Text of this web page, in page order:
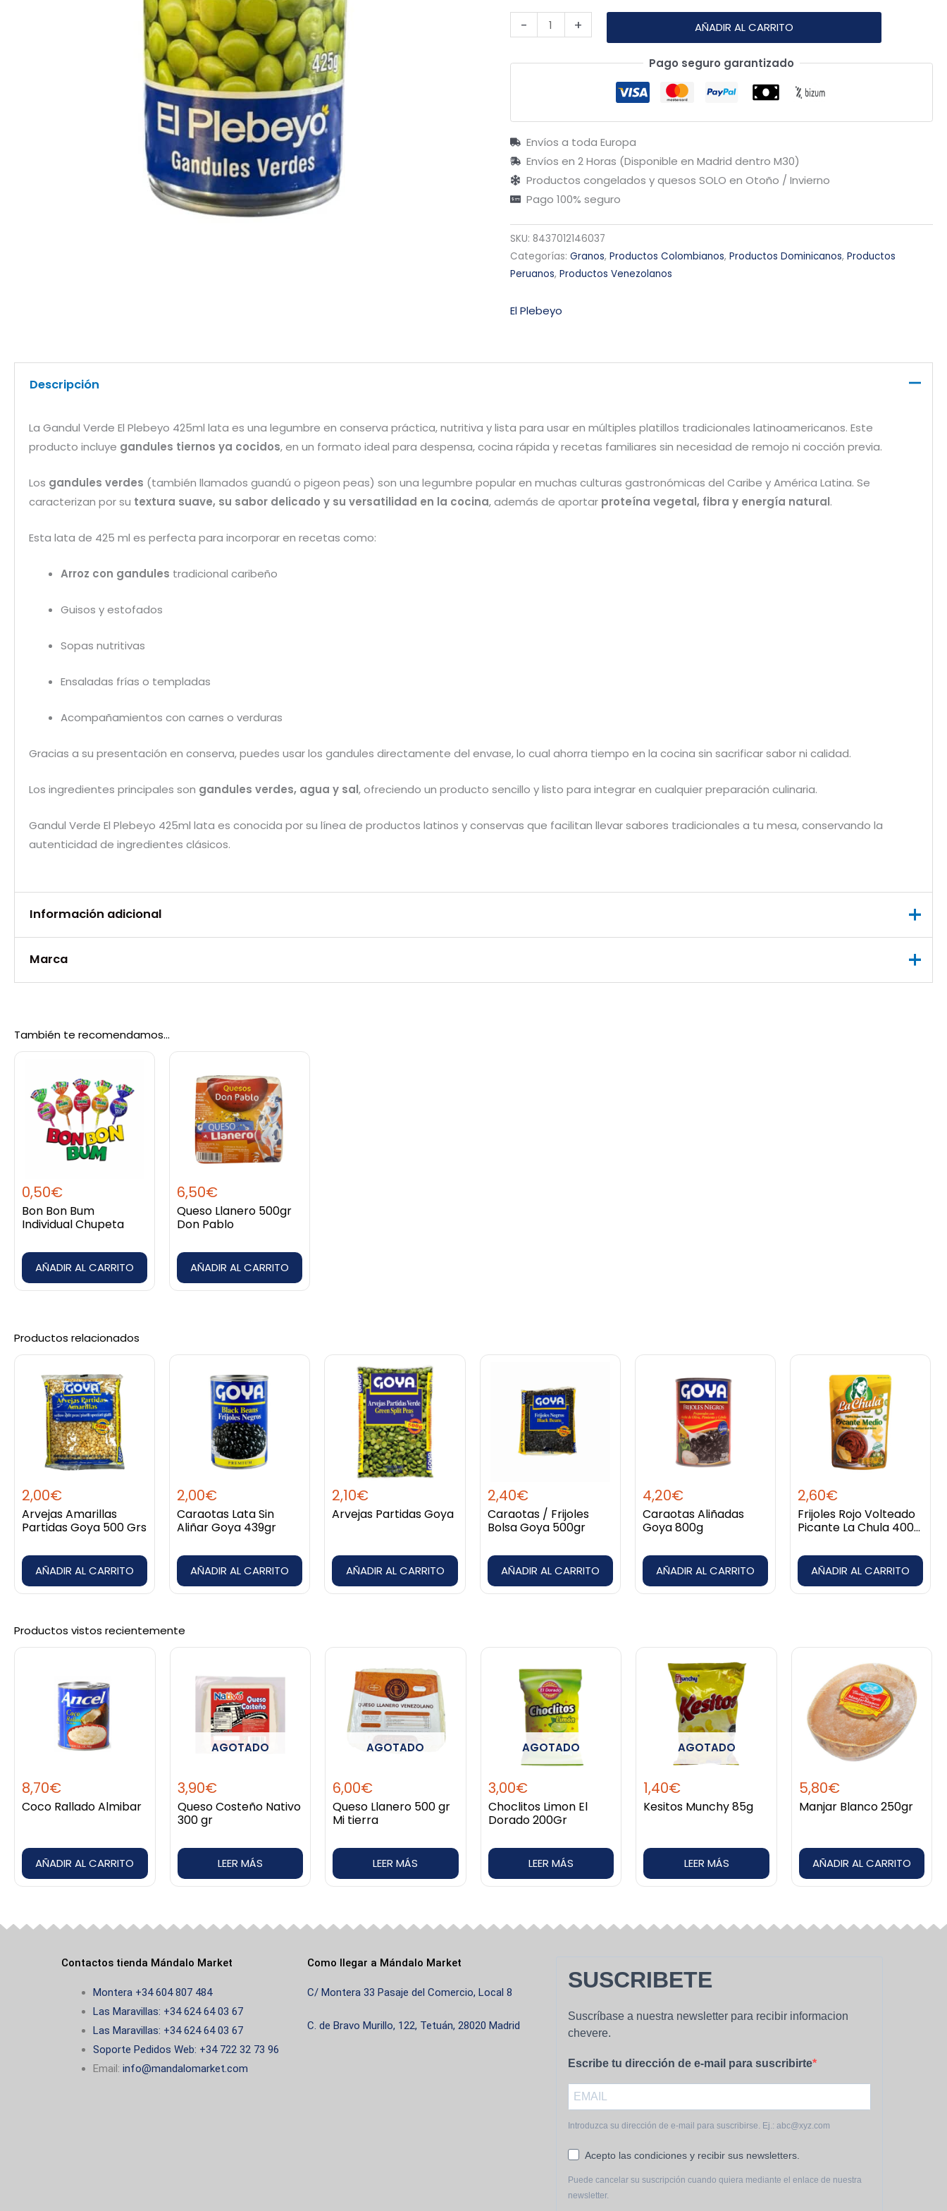
- + AÑADIR AL CARRITO
Pago seguro garantizado
Envíos a toda Europa
Envíos en 2 Horas (Disponible en Madrid dentro M30)
Productos congelados y quesos SOLO en Otoño / Invierno
Pago 100% seguro
SKU: 8437012146037
Categorías:Granos,Productos Colombianos,Productos Dominicanos,Productos
Peruanos,Productos Venezolanos
El Plebeyo
Descripción
La Gandul Verde El Plebeyo 425ml lata es una legumbre en conserva práctica, nutritiva y lista para usar en múltiples platillos tradicionales latinoamericanos. Este
producto incluye gandules tiernos ya cocidos, en un formato ideal para despensa, cocina rápida y recetas familiares sin necesidad de remojo ni cocción previa.
Los gandules verdes (también llamados guandú o pigeon peas) son una legumbre popular en muchas culturas gastronómicas del Caribe y América Latina. Se
caracterizan por su textura suave, su sabor delicado y su versatilidad en la cocina, además de aportar proteína vegetal, fibra y energía natural.
Esta lata de 425 ml es perfecta para incorporar en recetas como:
Arroz con gandules tradicional caribeño
Guisos y estofados
Sopas nutritivas
Ensaladas frías o templadas
Acompañamientos con carnes o verduras
Gracias a su presentación en conserva, puedes usar los gandules directamente del envase, lo cual ahorra tiempo en la cocina sin sacrificar sabor ni calidad.
Los ingredientes principales son gandules verdes, agua y sal, ofreciendo un producto sencillo y listo para integrar en cualquier preparación culinaria.
Gandul Verde El Plebeyo 425ml lata es conocida por su línea de productos latinos y conservas que facilitan llevar sabores tradicionales a tu mesa, conservando la
autenticidad de ingredientes clásicos.
Información adicional
Peso
Marca
El Plebeyo
También te recomendamos…
0,50€
Bon Bon Bum
Individual Chupeta
AÑADIR AL CARRITO
6,50€
Queso Llanero 500gr
Don Pablo
AÑADIR AL CARRITO
Productos relacionados
2,00€
Arvejas Amarillas
Partidas Goya 500 Grs
AÑADIR AL CARRITO
2,00€
Caraotas Lata Sin
Aliñar Goya 439gr
AÑADIR AL CARRITO
2,10€
Arvejas Partidas Goya
AÑADIR AL CARRITO
2,40€
Caraotas / Frijoles
Bolsa Goya 500gr
AÑADIR AL CARRITO
4,20€
Caraotas Aliñadas
Goya 800g
AÑADIR AL CARRITO
2,60€
Frijoles Rojo Volteado
Picante La Chula 400
AÑADIR AL CARRITO
Productos vistos recientemente
8,70€
Coco Rallado Almibar
AÑADIR AL CARRITO
AGOTADO
3,90€
Queso Costeño Nativo
300 gr
LEER MÁS
AGOTADO
6,00€
Queso Llanero 500 gr
Mi tierra
LEER MÁS
AGOTADO
3,00€
Choclitos Limon El
Dorado 200Gr
LEER MÁS
AGOTADO
1,40€
Kesitos Munchy 85g
LEER MÁS
5,80€
Manjar Blanco 250gr
AÑADIR AL CARRITO
Contactos tienda Mándalo Market
Montera +34 604 807 484
Las Maravillas: +34 624 64 03 67
Las Maravillas: +34 624 64 03 67
Soporte Pedidos Web: +34 722 32 73 96
Email:info@mandalomarket.com
Como llegar a Mándalo Market
C/ Montera 33 Pasaje del Comercio, Local 8
C. de Bravo Murillo, 122, Tetuán, 28020 Madrid
SUSCRIBETE
Suscríbase a nuestra newsletter para recibir informacion
chevere.
Escribe tu dirección de e-mail para suscribirte
Introduzca su dirección de e-mail para suscribirse. Ej.: abc@xyz.com
Acepto las condiciones y recibir sus newsletters.
Puede cancelar su suscripción cuando quiera mediante el enlace de nuestra
newsletter.